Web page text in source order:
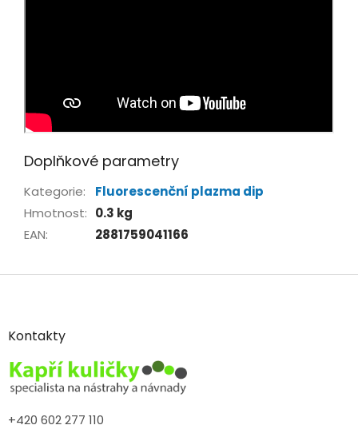
Doplňkové parametry
Kategorie:
Fluorescenční plazma dip
Hmotnost: 0.3 kg
EAN: 2881759041166
Z
aKontakty
+420 602 277 110